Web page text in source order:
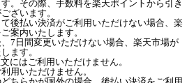
。その際、手数料を楽天ポイントから引き
ざいます。
後払い決済がご利用いただけない場合、楽
案内いたします。
7日間変更いただけない場合、楽天市場が
ます。
にはご利用いただけません。
用いただけません。